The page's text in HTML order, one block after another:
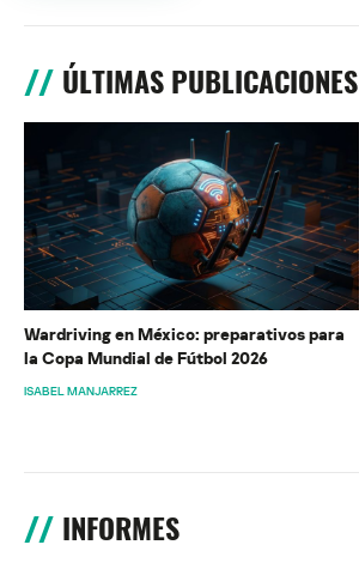
ÚLTIMAS PUBLICACIONES
Wardriving en México: preparativos para
la Copa Mundial de Fútbol 2026
ISABEL MANJARREZ
INFORMES